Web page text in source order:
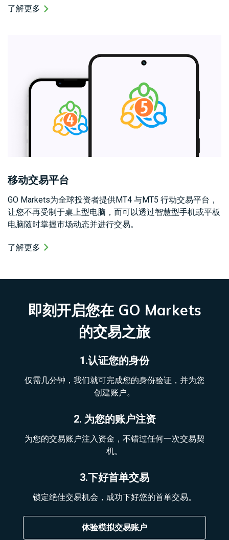
了解更多
移动交易平台
GO Markets为全球投资者提供MT4 与MT5 行动交易平台，
让您不再受制于桌上型电脑，而可以透过智慧型手机或平板
电脑随时掌握市场动态并进行交易。
了解更多
即刻开启您在 GO Markets
的交易之旅
1.认证您的身份
仅需几分钟，我们就可完成您的身份验证，并为您
创建账户。
2. 为您的账户注资
为您的交易账户注入资金，不错过任何一次交易契
机。
3.下好首单交易
锁定绝佳交易机会，成功下好您的首单交易。
体验模拟交易账户